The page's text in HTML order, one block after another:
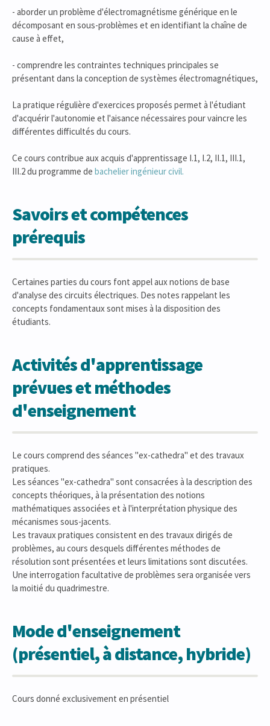
- aborder un problème d'électromagnétisme générique en le
décomposant en sous-problèmes et en identifiant la chaîne de
cause à effet,
- comprendre les contraintes techniques principales se
présentant dans la conception de systèmes électromagnétiques,
La pratique régulière d'exercices proposés permet à l'étudiant
d'acquérir l'autonomie et l'aisance nécessaires pour vaincre les
différentes difficultés du cours.
Ce cours contribue aux acquis d'apprentissage I.1, I.2, II.1, III.1,
III.2 du programme de bachelier ingénieur civil.
Savoirs et compétences
prérequis
Certaines parties du cours font appel aux notions de base
d'analyse des circuits électriques. Des notes rappelant les
concepts fondamentaux sont mises à la disposition des
étudiants.
Activités d'apprentissage
prévues et méthodes
d'enseignement
Le cours comprend des séances "ex-cathedra" et des travaux
pratiques.
Les séances "ex-cathedra" sont consacrées à la description des
concepts théoriques, à la présentation des notions
mathématiques associées et à l'interprétation physique des
mécanismes sous-jacents.
Les travaux pratiques consistent en des travaux dirigés de
problèmes, au cours desquels différentes méthodes de
résolution sont présentées et leurs limitations sont discutées.
Une interrogation facultative de problèmes sera organisée vers
la moitié du quadrimestre.
Mode d'enseignement
(présentiel, à distance, hybride)
Cours donné exclusivement en présentiel